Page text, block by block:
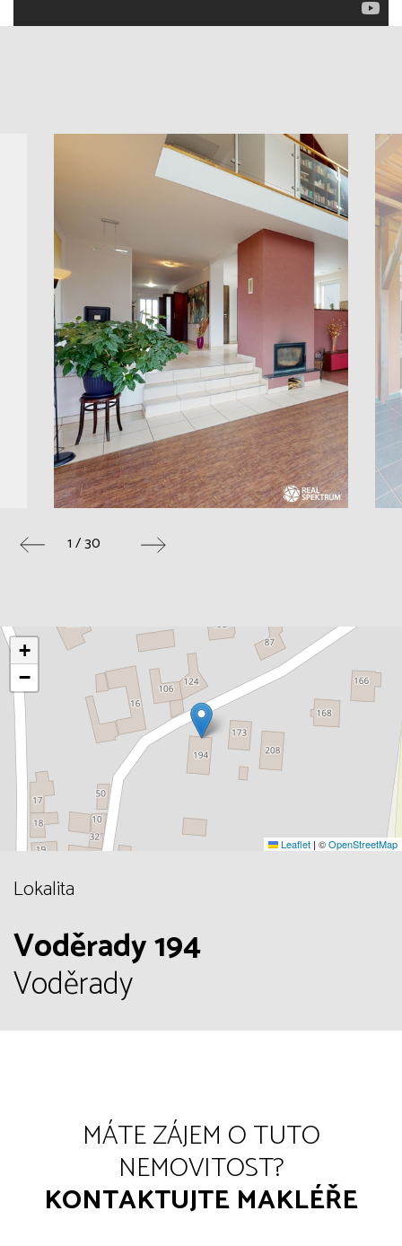
1 / 30
+
−
Leaflet | ©OpenStreetMap
Lokalita
Voděrady 194
Voděrady
MÁTE ZÁJEM O TUTO
NEMOVITOST?
KONTAKTUJTE MAKLÉŘE